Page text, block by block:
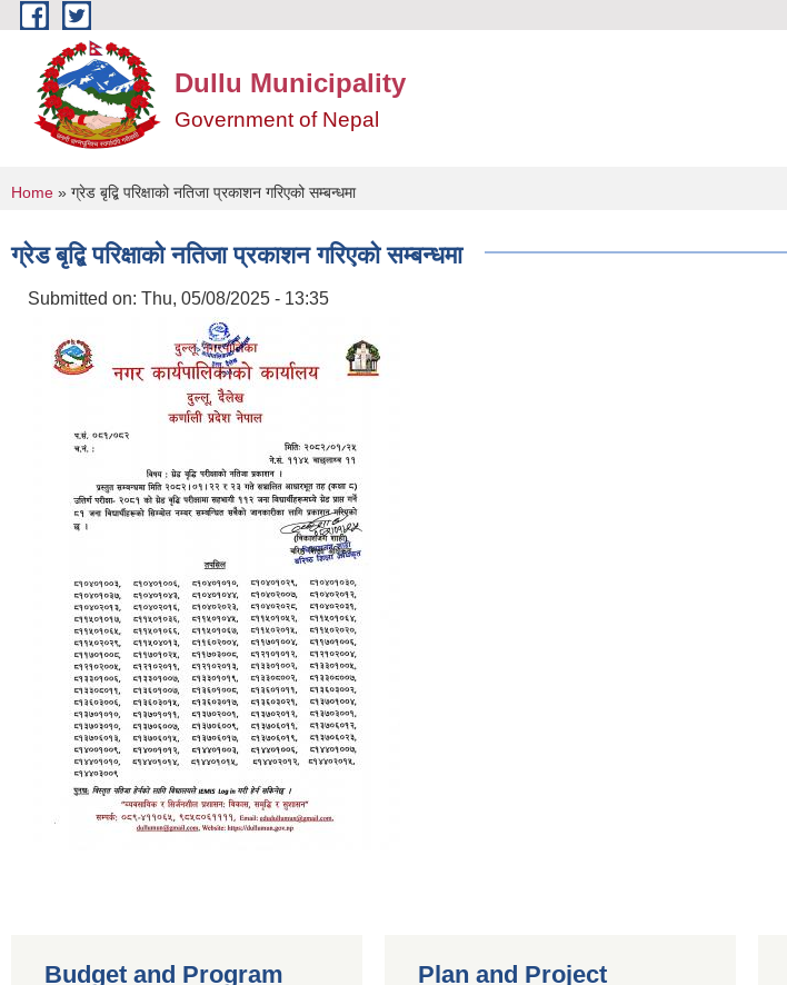
Skip to main content
Dullu Municipality
Government of Nepal
You are here
Home » ग्रेड बृद्बि परिक्षाको नतिजा प्रकाशन गरिएको सम्बन्धमा
ग्रेड बृद्बि परिक्षाको नतिजा प्रकाशन गरिएको सम्बन्धमा
Submitted on: Thu, 05/08/2025 - 13:35
Budget and Program Plan and Project